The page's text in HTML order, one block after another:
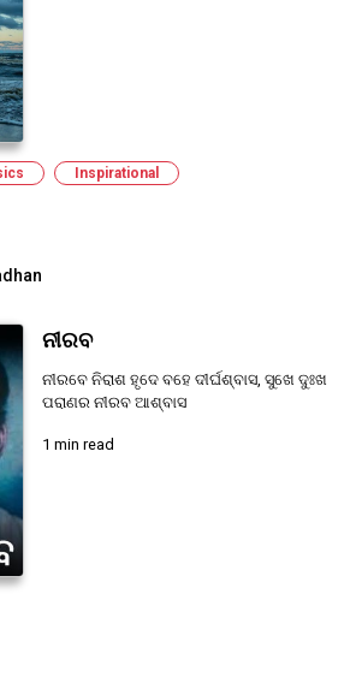
Inspirational
ନୀରବ
ନୀରବେ ନିରାଶ ହୃଦେ ବହେ ଦୀର୍ଘଶ୍ବାସ, ସୁଖେ ଦୁଃଖ
ପରାଣର ନୀରବ ଆଶ୍ବାସ
1 min read